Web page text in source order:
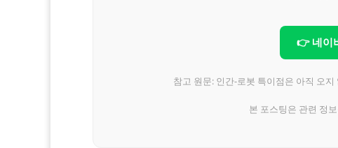
👉 네이
참고 원문: 인간-로봇 특이점은 아직 오
본 포스팅은 관련 정